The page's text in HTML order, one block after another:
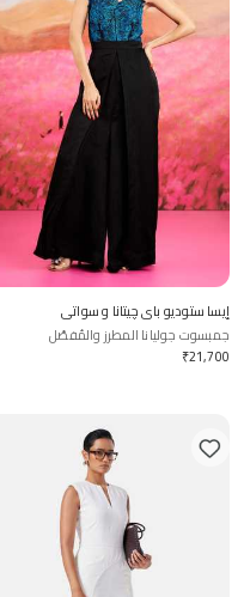
إيسا ستوديو باي چيتانا و سواتي
جمبسوت جوليانا المطرز والمُفصّل
₹21,700